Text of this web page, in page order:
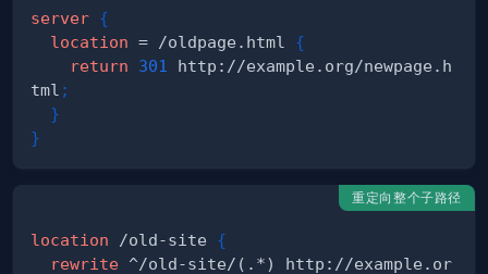
server {
location = /oldpage.html
{
return
301
http://example.org/newpage.h
tml ;
}
}
重定向整个子路径
location /old-site
{
rewrite ^/old-site/(.*) http://example.or